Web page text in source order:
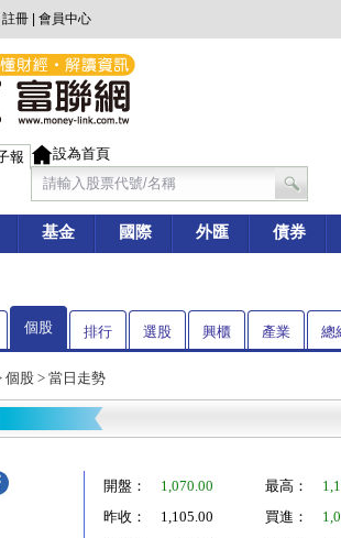
註冊 會員中心
報 設為首頁
基金 國際 外匯 債券
個股 排行 選股 興櫃 產業 總
個股 > 當日走勢
開盤： 1,070.00 最高：
昨收：
1,105.00 買進：